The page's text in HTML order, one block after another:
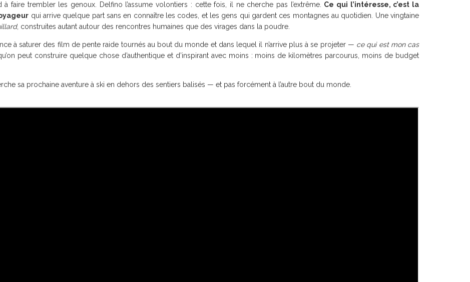
faire trembler les genoux. Delfino l’assume volontiers : cette fois, il ne cherche pas l’extrême. Ce qui l’intéresse, c’est la
qui arrive quelque part sans en connaître les codes, et les gens qui gardent ces montagnes au quotidien. Une vingtaine
, construites autant autour des rencontres humaines que des virages dans la poudre.
à saturer des film de pente raide tournés au bout du monde et dans lequel il n’arrive plus à se projeter — ce qui est mon cas
peut construire quelque chose d’authentique et d’inspirant avec moins : moins de kilomètres parcourus, moins de budget
sa prochaine aventure à ski en dehors des sentiers balisés — et pas forcément à l’autre bout du monde.